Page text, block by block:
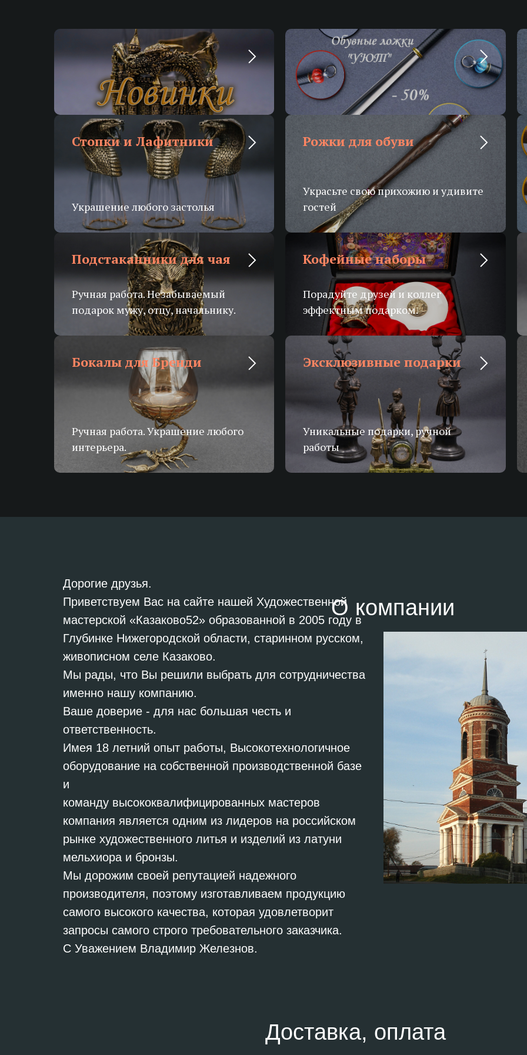
Новинки
Новинки нашего производства
Акции
Стопки и Лафитники
Украшение любого застолья
Рожки для обуви
Украсьте свою прихожию и удивите
гостей
Подстаканники для чая
Ручная работа. Незабываемый
подарок мужу, отцу, начальнику.
Кофейные наборы
Порадуйте друзей и коллег
эффектным подарком.
Бокалы для Бренди
Ручная работа. Украшение любого
интерьера.
Эксклюзивные подарки
Уникальные подарки, ручной
работы
Дорогие друзья.
Приветствуем Вас на сайте нашей Художественной
мастерской «Казаково52» образованной в 2005 году в
Глубинке Нижегородской области, старинном русском,
живописном селе Казаково.
Мы рады, что Вы решили выбрать для сотрудничества
именно нашу компанию.
Ваше доверие - для нас большая честь и
ответственность.
Имея 18 летний опыт работы, Высокотехнологичное
оборудование на собственной производственной базе
и
команду высококвалифицированных мастеров
компания является одним из лидеров на российском
рынке художественного литья и изделий из латуни
мельхиора и бронзы.
Мы дорожим своей репутацией надежного
производителя, поэтому изготавливаем продукцию
самого высокого качества, которая удовлетворит
запросы самого строго требовательного заказчика.
С Уважением Владимир Железнов.
О компании
Доставка, оплата